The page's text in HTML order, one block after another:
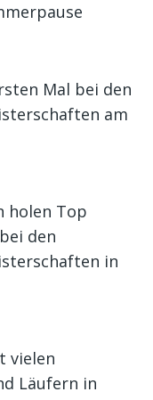
Mal bei den
am
holen Top
den
in
vielen
Läufern in